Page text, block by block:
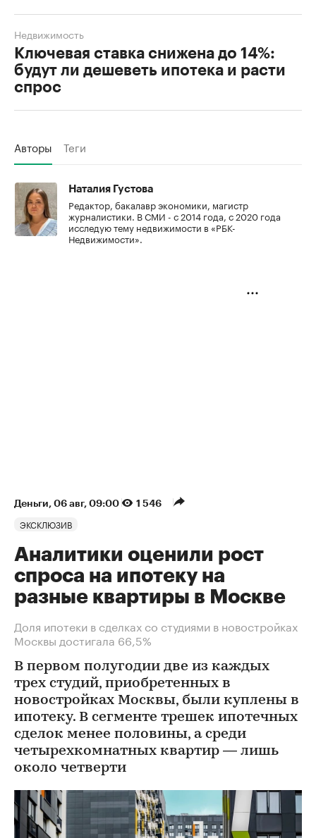
Ключевая ставка снижена до 14%:
будут ли дешеветь ипотека и расти
спрос
Недвижимость
Авторы Теги
Наталия Густова
Редактор, бакалавр экономики, магистр
журналистики. В СМИ - с 2014 года, с 2020 года
исследую тему недвижимости в «РБК-
Недвижимости».
Деньги⁠, 06 авг, 09:00 1 546
ЭКСКЛЮЗИВ
Аналитики оценили рост
спроса на ипотеку на
разные квартиры в Москве
Доля ипотеки в сделках со студиями в новостройках
Москвы достигала 66,5%
В первом полугодии две из каждых
трех студий, приобретенных в
новостройках Москвы, были куплены в
ипотеку. В сегменте трешек ипотечных
сделок менее половины, а среди
четырехкомнатных квартир — лишь
около четверти